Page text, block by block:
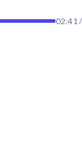
02:41